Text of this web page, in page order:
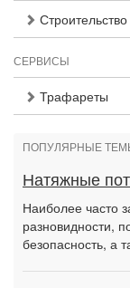
СЕРВИСЫ
Трафареты
ПОПУЛЯРНЫЕ
Натяжные
Наиболее часто
разновидности,
безопасность, а